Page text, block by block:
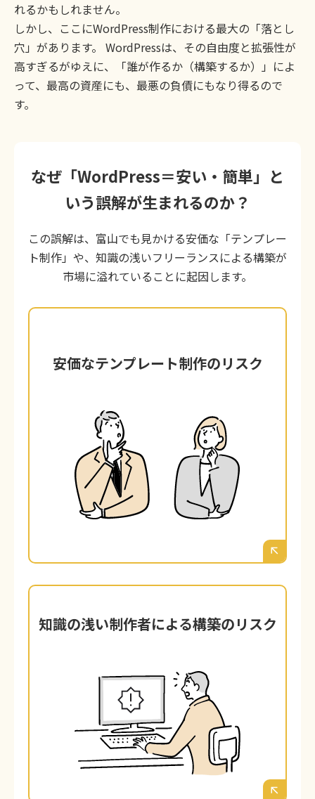
れるかもしれません。
しかし、ここにWordPress制作における最大の「落とし
穴」があります。 WordPressは、その自由度と拡張性が
高すぎるがゆえに、「誰が作るか（構築するか）」によ
って、最高の資産にも、最悪の負債にもなり得るので
す。
なぜ「WordPress＝安い・簡単」と
いう誤解が生まれるのか？
この誤解は、富山でも見かける安価な「テンプレー
ト制作」や、知識の浅いフリーランスによる構築が
市場に溢れていることに起因します。
安価なテンプレート制作のリスク
数万円で購入できる「デザインテンプレー
ト」をそのまま当てはめるだけの制作で
す。一見きれいに見えますが、富山の競合
他社とデザインが酷似したり、不要な機能
が多すぎてサイトが重くなったり、カスタ
マイズが一切できず、結局「安物買いの銭
知識の浅い制作者による構築のリスク
知識の浅い制作者による構築のリスク
WordPressのインストール自体は簡単で
す。しかし、その裏側にあるセキュリテ
ィ、サーバー、データベース、SEOの専門
知識を持たないまま構築されたサイトは、
多くの爆弾を抱えているのと同じです。